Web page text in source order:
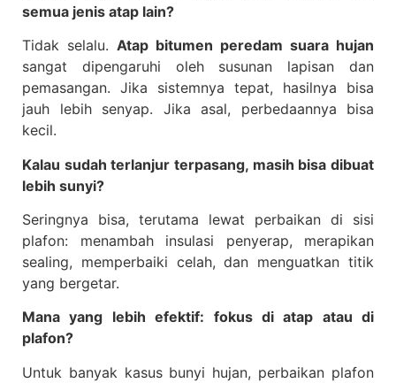
semua jenis atap lain?
Tidak selalu. Atap bitumen peredam suara hujan
sangat dipengaruhi oleh susunan lapisan dan
pemasangan. Jika sistemnya tepat, hasilnya bisa
jauh lebih senyap. Jika asal, perbedaannya bisa
kecil.
Kalau sudah terlanjur terpasang, masih bisa dibuat
lebih sunyi?
Seringnya bisa, terutama lewat perbaikan di sisi
plafon: menambah insulasi penyerap, merapikan
sealing, memperbaiki celah, dan menguatkan titik
yang bergetar.
Mana yang lebih efektif: fokus di atap atau di
plafon?
Untuk banyak kasus bunyi hujan, perbaikan plafon